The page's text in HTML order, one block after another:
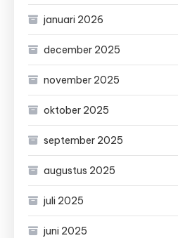
januari 2026
december 2025
november 2025
oktober 2025
september 2025
augustus 2025
juli 2025
juni 2025